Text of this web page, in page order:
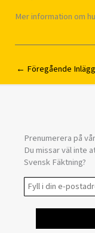
Mer information om
← Föregående Inlägg
Prenumerera på
Du missar väl inte
Svensk Fäktning?